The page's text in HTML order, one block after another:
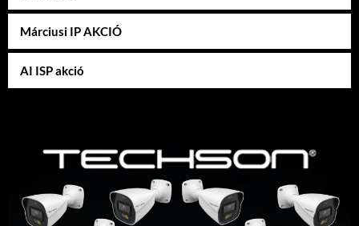
Márciusi IP AKCIÓ
AI ISP akció